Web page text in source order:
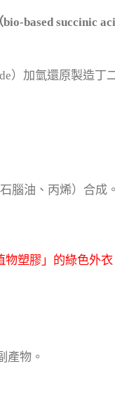
based succinic
）加氫還原製造
腦油、丙烯）合成
物塑膠」的綠色外
產物。